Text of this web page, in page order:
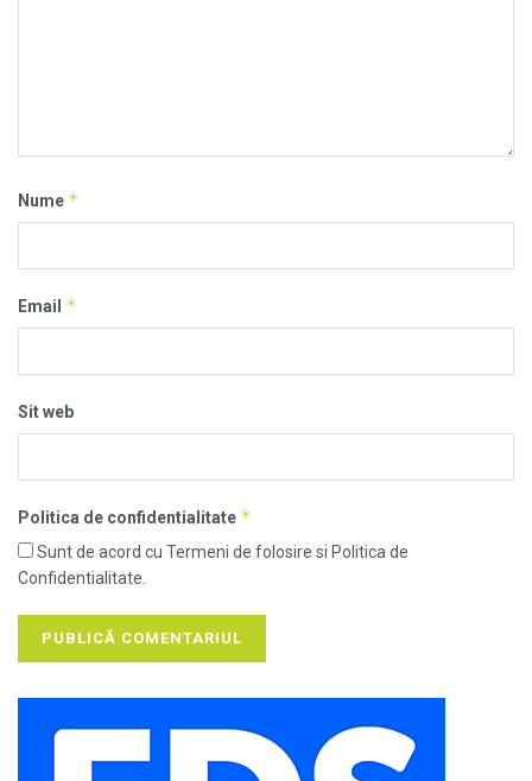
Nume *
Email *
Sit web
Politica de confidentialitate *
Sunt de acord cu Termeni de folosire si Politica de
Confidentialitate.